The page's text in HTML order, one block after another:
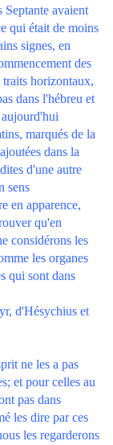
Septante avaient
qui était de moins
signes, en
des
traits horizontaux,
dans l'hébreu et
marqués de la
dans la
d'une autre
sens
en apparence,
qu'en
considérons les
les organes
qui sont dans
d'Hésychius et
ne les a pas
et pour celles au
pas dans
les dire par ces
les regarderons